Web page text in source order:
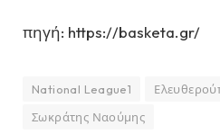
πηγή: https://basketa.gr/
National League1
Σωκράτης Ναούμης